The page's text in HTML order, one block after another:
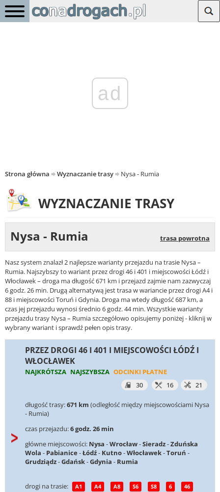
ad
Strona główna Wyznaczanie trasy Nysa - Rumia
WYZNACZANIE TRASY
Nysa - Rumia trasa powrotna
Nasz system znalazł 2 najlepsze warianty przejazdu na trasie Nysa –
Rumia. Najszybszy to wariant przez drogi 46 i 401 i miejscowości Łódź i
Włocławek – droga ma długość 671 km i przejazd zajmie nam zazwyczaj
6 godz. 26 min. Drugą alternatywą jest trasa w wariancie przez drogi A4 i
88 i miejscowości Toruń i Gdynia. Droga ma wtedy długość 687 km, a
czas jej przejazdu wynosi średnio 6 godz. 44 min. Wszystkie warianty
przejazdu trasy Nysa – Rumia szczegółowo opisujemy poniżej - kliknij w
wybrany wariant i sprawdź pełen opis trasy.
PRZEZ DROGI 46 I 401 I MIEJSCOWOŚCI ŁÓDŹ I
WŁOCŁAWEK
NAJKRÓTSZA NAJSZYBSZA ODCINKI PŁATNE
30
16 21
długość trasy:671 km (odległość między miejscowościami Nysa
- Rumia)
czas przejazdu:6 godz. 26 min
główne miejscowości: Nysa -Wrocław-Sieradz-Zduńska
Wola - Pabianice -Łódź- Kutno-Włocławek-Toruń -
Grudziądz-Gdańsk-Gdynia - Rumia
drogi na trasie: A1 A4 A8 S6 S8 6 46